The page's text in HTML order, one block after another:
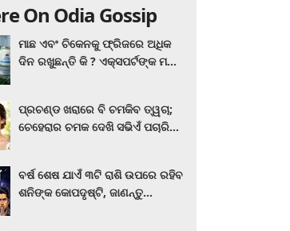
On Odia Gossip
ମାଛ ଏବଂ ଚିକେନକୁ ଫ୍ରିଜରେ ଅଧିକ
ଦିନ ରଖୁଛନ୍ତି କି ? ଏକ୍ସପର୍ଟଙ୍କ ମତ
ପ୍ରଚଣ୍ଡ ଖରାରେ ବି ଚମକିବ ତ୍ୱଚା;
ଚେହେରାର ଚମକ ଦେଖି ସଭିଏଁ ପଚାରିବେ
ବର୍ଷ ଶେଷ ଯାଏଁ ୩ଟି ରାଶି ଉପରେ ରହିବ
ଶନିଙ୍କ କୋପଦୃଷ୍ଟି, ଜାଣନ୍ତୁ